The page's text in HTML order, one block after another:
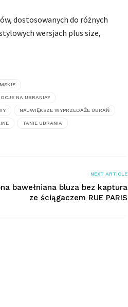
dostosowanych do różnych
wersjach plus size,
NA UBRANIA?
NAJWIĘKSZE WYPRZEDAŻE UBRAŃ
TANIE UBRANIA
NEXT ARTICLE
bawełniana bluza bez kaptura
ze ściągaczem RUE PARIS